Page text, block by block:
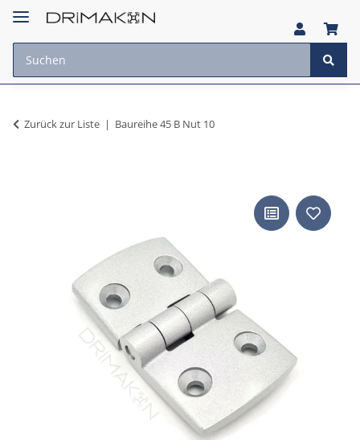
Zurück zur Liste Baureihe 45 B Nut 10